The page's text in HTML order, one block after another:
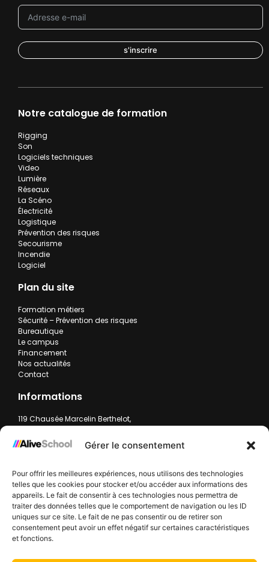
Gérer le consentement
Pour offrir les meilleures expériences, nous utilisons des technologies
telles que les cookies pour stocker et/ou accéder aux informations des
appareils. Le fait de consentir à ces technologies nous permettra de
traiter des données telles que le comportement de navigation ou les ID
uniques sur ce site. Le fait de ne pas consentir ou de retirer son
consentement peut avoir un effet négatif sur certaines caractéristiques
et fonctions.
Notre catalogue de formation
Rigging
Son
Logiciels techniques
Video
Lumière
Réseaux
La Scéno
Électricité
Logistique
Prévention des risques
Secourisme
Incendie
Logiciel
Plan du site
Formation métiers
Sécurité – Prévention des risques
Bureautique
Le campus
Financement
Nos actualités
Contact
Informations
119 Chausée Marcelin Berthelot,
contact.alive-school@group-alive.com
+33 3 20 11 23 08
Formulaire de contact
Lun-ven : 9:00 - 18:00
Politique des cookies Politique de confidentialitéMentions légales
Nos financeurs :
s'inscrire